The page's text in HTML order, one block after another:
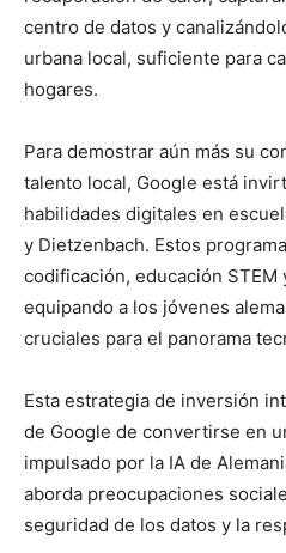
centro de datos y
urbana local, suficiente para
hogares.
Para demostrar aún más su
talento local, Google está
habilidades digitales en
y Dietzenbach. Estos
codificación, educación
equipando a los jóvenes
cruciales para el panorama
Esta estrategia de inversión
de Google de convertirse en
impulsado por la IA de
aborda preocupaciones
seguridad de los datos y la